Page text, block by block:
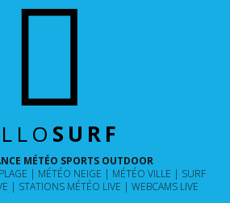
SURF
MÉTÉO SPORTS OUTDOOR
MÉTÉO NEIGE MÉTÉO VILLE
SURF
STATIONS MÉTÉO LIVE WEBCAMS LIVE